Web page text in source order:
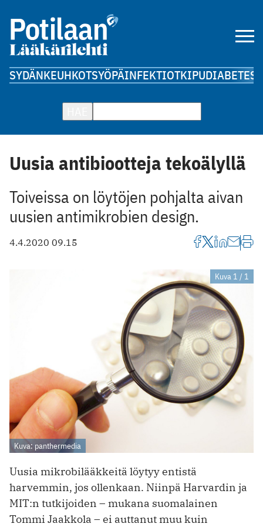
SYDÄNKEUHKOTSYÖPÄINFEKTIOTKIPUDIABETES
Uusia antibiootteja tekoälyllä
Toiveissa on löytöjen pohjalta aivan
uusien antimikrobien design.
4.4.2020 09.15
Kuva 1 / 1
Kuva: panthermedia
Uusia mikrobilääkkeitä löytyy entistä
harvemmin, jos ollenkaan. Niinpä Harvardin ja
MIT:n tutkijoiden – mukana suomalainen
Tommi Jaakkola – ei auttanut muu kuin